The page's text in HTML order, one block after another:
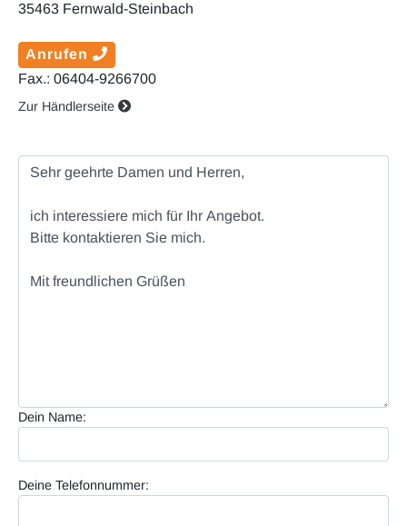
35463 Fernwald-Steinbach
Anrufen
Fax.: 06404-9266700
Zur Händlerseite
Dein Name:
Deine Telefonnummer: